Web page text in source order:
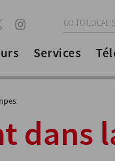
GO TO LOCAL
Services
dans